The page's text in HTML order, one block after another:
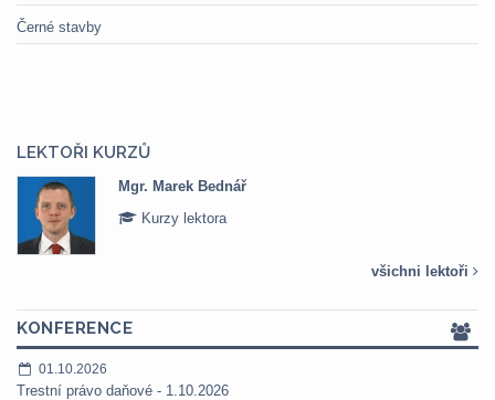
Černé stavby
LEKTOŘI KURZŮ
Mgr. Marek Bednář
Kurzy lektora
všichni lektoři
KONFERENCE
01.10.2026
Trestní právo daňové - 1.10.2026